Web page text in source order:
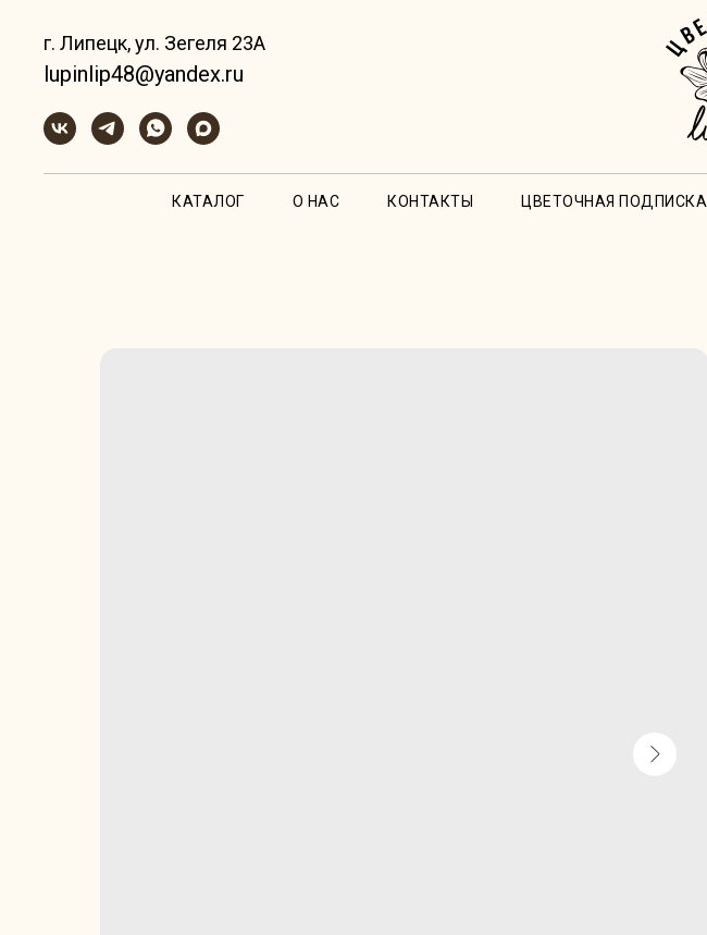
г. Липецк, ул. Зегеля 23А
lupinlip48@yandex.ru
КАТАЛОГ О НАС КОНТАКТЫ ЦВЕТОЧНАЯ ПОДПИСКА